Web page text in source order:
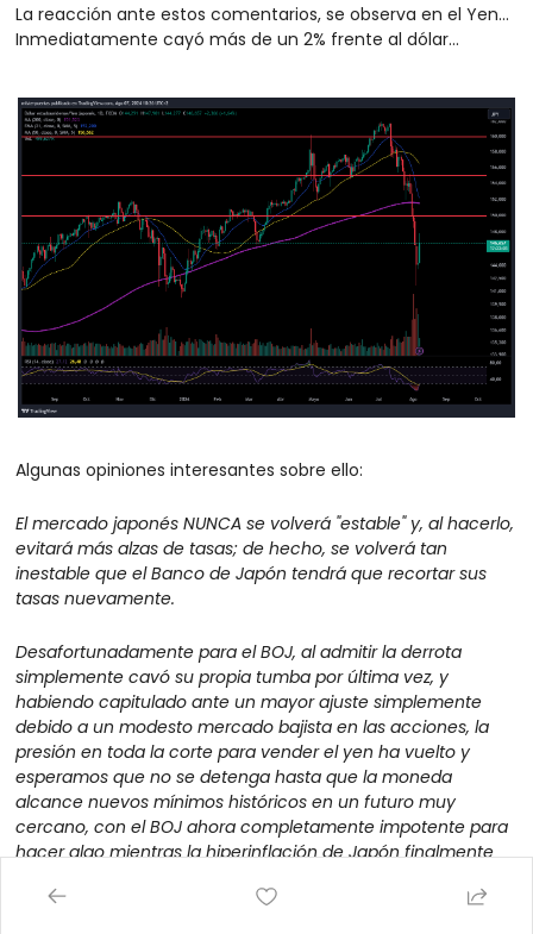
La reacción ante estos comentarios, se observa en el Yen...
Inmediatamente cayó más de un 2% frente al dólar...
Algunas opiniones interesantes sobre ello:
El mercado japonés NUNCA se volverá "estable" y, al hacerlo,
evitará más alzas de tasas; de hecho, se volverá tan
inestable que el Banco de Japón tendrá que recortar sus
tasas nuevamente.
Desafortunadamente para el BOJ, al admitir la derrota
simplemente cavó su propia tumba por última vez, y
habiendo capitulado ante un mayor ajuste simplemente
debido a un modesto mercado bajista en las acciones, la
presión en toda la corte para vender el yen ha vuelto y
esperamos que no se detenga hasta que la moneda
alcance nuevos mínimos históricos en un futuro muy
cercano, con el BOJ ahora completamente impotente para
hacer algo mientras la hiperinflación de Japón finalmente